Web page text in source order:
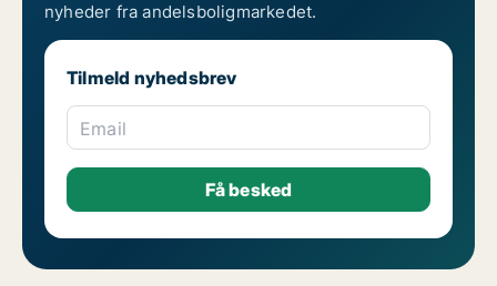
nyheder fra andelsboligmarkedet.
Tilmeld nyhedsbrev
Email